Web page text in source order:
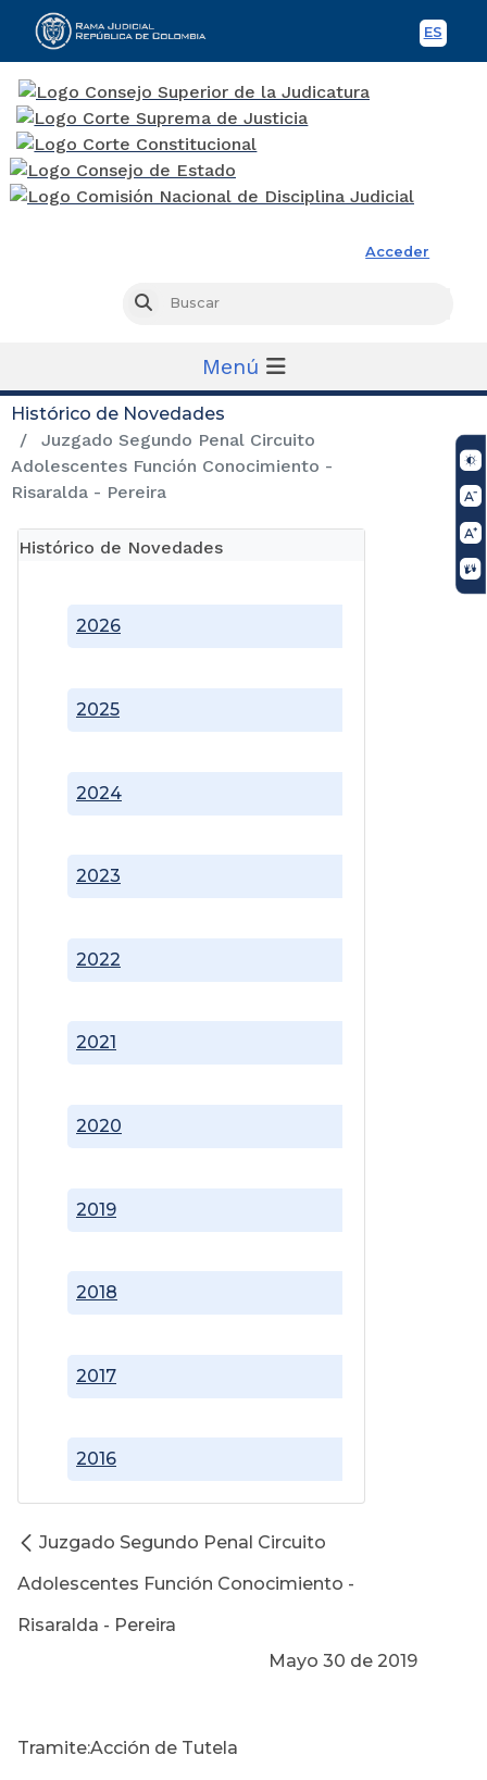
ES
Acceder
Buscar
Menú
Histórico de Novedades
Juzgado Segundo Penal Circuito
Adolescentes Función Conocimiento -
Risaralda - Pereira
Histórico de Novedades
2016
2017
2018
2019
2020
2021
2022
2023
2024
2025
2026
Juzgado Segundo Penal Circuito
Adolescentes Función Conocimiento -
Risaralda - Pereira
Mayo 30 de 2019
Tramite:Acción de Tutela